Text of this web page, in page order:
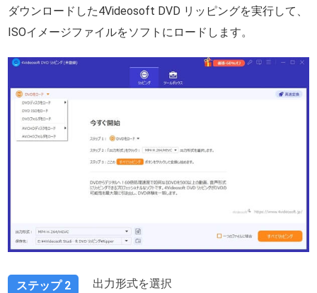
ダウンロードした4Videosoft DVD リッピングを実行して、
ISOイメージファイルをソフトにロードします。
ステップ 2 出力形式を選択